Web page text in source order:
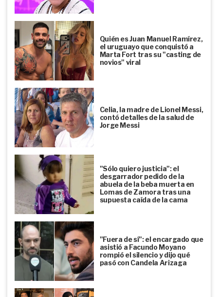
Quién es Juan Manuel Ramírez,
el uruguayo que conquistó a
Marta Fort tras su "casting de
novios" viral
Celia, la madre de Lionel Messi,
contó detalles de la salud de
Jorge Messi
"Sólo quiero justicia": el
desgarrador pedido de la
abuela de la beba muerta en
Lomas de Zamora tras una
supuesta caída de la cama
"Fuera de sí": el encargado que
asistió a Facundo Moyano
rompió el silencio y dijo qué
pasó con Candela Arizaga